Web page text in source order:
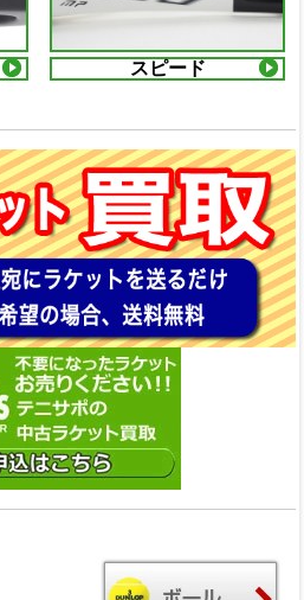
スピード